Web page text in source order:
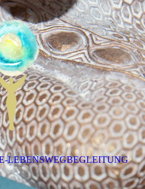
LEBENSWEGBEGLEITUNG